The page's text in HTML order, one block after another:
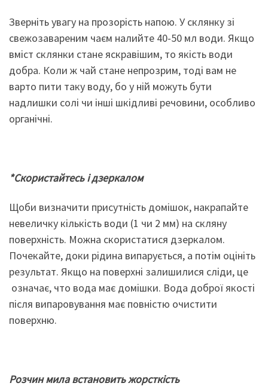
Зверніть увагу на прозорість напою. У склянку зі
свежозавареним чаєм налийте 40-50 мл води. Якщо
вміст склянки стане яскравішим, то якість води
добра. Коли ж чай стане непрозрим, тоді вам не
варто пити таку воду, бо у ній можуть бути
надлишки солі чи інші шкідливі речовини, особливо
органічні.
*Скористайтесь і дзеркалом
Щоби визначити присутність домішок, накрапайте
невеличку кількість води (1 чи 2 мм) на скляну
поверхність. Можна скористатися дзеркалом.
Почекайте, доки рідина випарується, а потім оцініть
результат. Якщо на поверхні залишилися сліди, це
означає, что вода має домішки. Вода доброї якості
після випаровування має повністю очистити
поверхню.
Розчинмилавстановить жорсткість